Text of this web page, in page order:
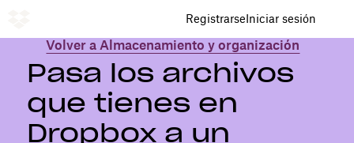
RegistrarseIniciar sesión
Volver a Almacenamiento y organización
Pasa los archivos
que tienes en
Dropbox a un